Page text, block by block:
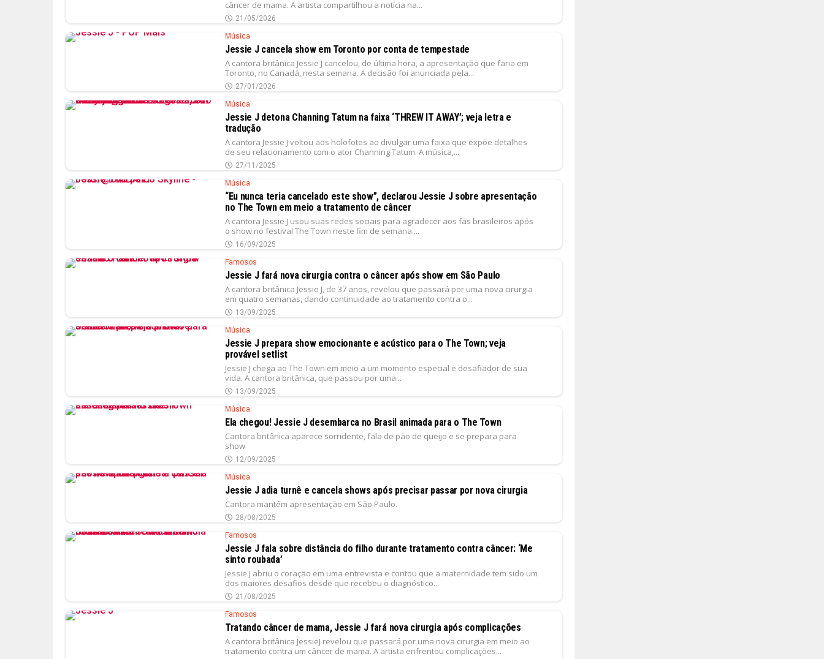
câncer de mama. A artista compartilhou a notícia na...
21/05/2026
Música
Jessie J cancela show em Toronto por conta de tempestade
A cantora britânica Jessie J cancelou, de última hora, a apresentação que faria em
Toronto, no Canadá, nesta semana. A decisão foi anunciada pela...
27/01/2026
Música
Jessie J detona Channing Tatum na faixa ‘THREW IT AWAY’; veja letra e
tradução
A cantora Jessie J voltou aos holofotes ao divulgar uma faixa que expõe detalhes
de seu relacionamento com o ator Channing Tatum. A música,...
27/11/2025
Música
“Eu nunca teria cancelado este show”, declarou Jessie J sobre apresentação
no The Town em meio a tratamento de câncer
A cantora Jessie J usou suas redes sociais para agradecer aos fãs brasileiros após
o show no festival The Town neste fim de semana....
16/09/2025
Famosos
Jessie J fará nova cirurgia contra o câncer após show em São Paulo
A cantora britânica Jessie J, de 37 anos, revelou que passará por uma nova cirurgia
em quatro semanas, dando continuidade ao tratamento contra o...
13/09/2025
Música
Jessie J prepara show emocionante e acústico para o The Town; veja
provável setlist
Jessie J chega ao The Town em meio a um momento especial e desafiador de sua
vida. A cantora britânica, que passou por uma...
13/09/2025
Música
Ela chegou! Jessie J desembarca no Brasil animada para o The Town
Cantora britânica aparece sorridente, fala de pão de queijo e se prepara para
show
12/09/2025
Música
Jessie J adia turnê e cancela shows após precisar passar por nova cirurgia
Cantora mantém apresentação em São Paulo.
28/08/2025
Famosos
Jessie J fala sobre distância do filho durante tratamento contra câncer: ‘Me
sinto roubada’
Jessie J abriu o coração em uma entrevista e contou que a maternidade tem sido um
dos maiores desafios desde que recebeu o diagnóstico...
21/08/2025
Famosos
Tratando câncer de mama, Jessie J fará nova cirurgia após complicações
A cantora britânica JessieJ revelou que passará por uma nova cirurgia em meio ao
tratamento contra um câncer de mama. A artista enfrentou complicações...